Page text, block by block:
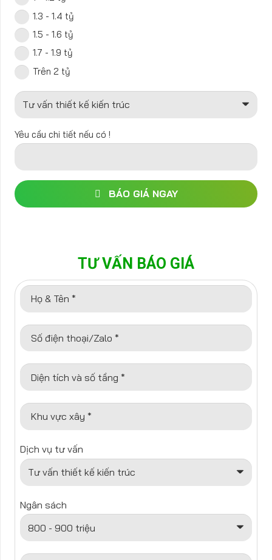
1.3 - 1.4 tỷ
1.5 - 1.6 tỷ
1.7 - 1.9 tỷ
Trên 2 tỷ
Yêu cầu chi tiết nếu có !
BÁO GIÁ NGAY
TƯ VẤN BÁO GIÁ
Họ & Tên *
Số điện thoại/Zalo *
Diện tích và số tầng *
Khu vực xây *
Dịch vụ tư vấn
Ngân sách